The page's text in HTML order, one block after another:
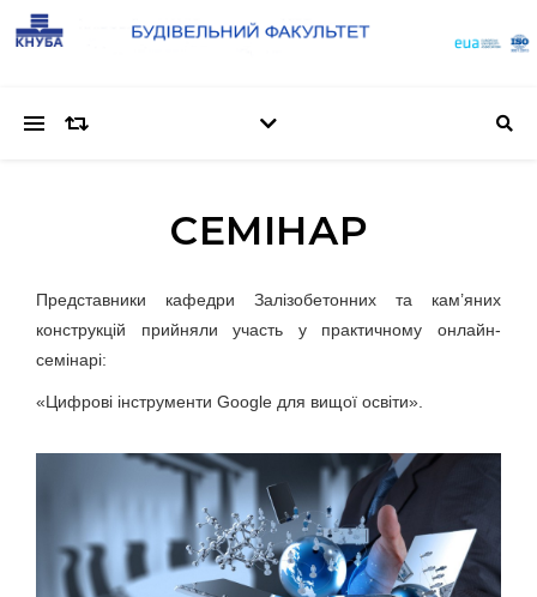
СЕМІНАР
Представники кафедри Залізобетонних та кам’яних
конструкцій прийняли участь у практичному онлайн-
семінарі:
«Цифрові інструменти Google для вищої освіти».